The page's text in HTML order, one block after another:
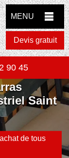
MENU
Devis gratuit
90 45
Saint
de tous